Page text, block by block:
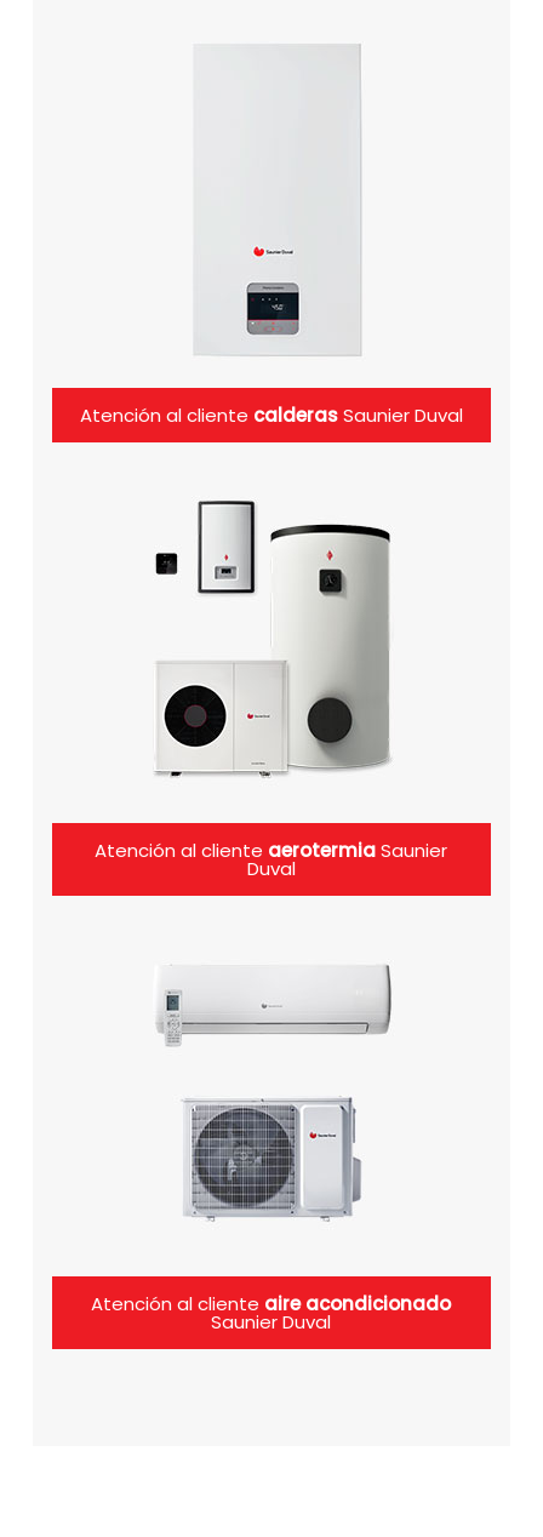
Atención al cliente calderasSaunier Duval
Atención al cliente aerotermiaSaunier
Duval
Atención al cliente aire acondicionado
Saunier Duval